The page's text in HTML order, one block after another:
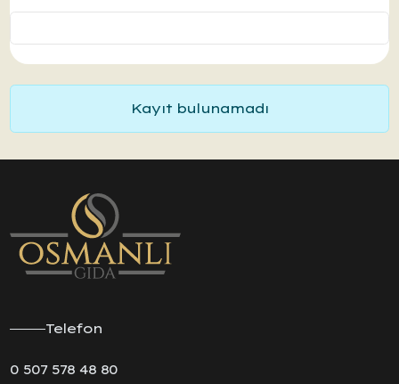
Kayıt bulunamadı
Telefon
0 507 578 48 80